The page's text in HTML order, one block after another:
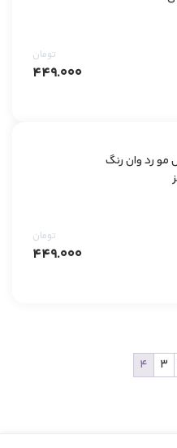
۴۴۹.۰۰۰
تومان
۴۴۹.۰۰۰
تومان
3
4